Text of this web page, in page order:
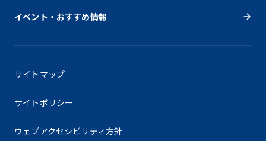
イベント・おすすめ情報
サイトマップ
サイトポリシー
ウェブアクセシビリティ方針